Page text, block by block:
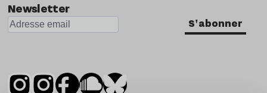
Newsletter
S'abonner